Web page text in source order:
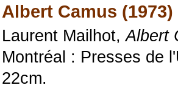
Albert Camus (1973)
Laurent Mailhot,Albert
Montréal : Presses de
22cm.